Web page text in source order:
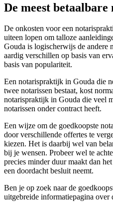
De meest
De onkosten voor een
uiteen lopen om talloze
Gouda is logischerwijs de andere
aardig verschillen op basis van
basis van populariteit.
Een notarispraktijk in Gouda die
twee notarissen bestaat, kost
notarispraktijk in Gouda die veel
notarissen onder contract heeft.
Een wijze om de goedkoopste
door verschillende offertes te
kiezen. Het is daarbij wel van
bij je wensen. Probeer wel te
precies minder duur maakt dan
een doordacht besluit neemt.
Ben je op zoek naar de
uitgebreide informatiepagina over